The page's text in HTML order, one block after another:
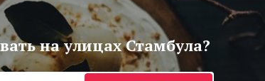
на улицах Стамбула?